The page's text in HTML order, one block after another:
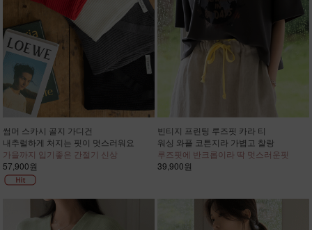
썸머 스카시 골지 가디건
내추럴하게 처지는 핏이 멋스러워요
가을까지 입기좋은 간절기 신상
57,900원
빈티지 프린팅 루즈핏 카라 티
워싱 와플 코튼지라 가볍고 찰랑
루즈핏에 반크롭이라 딱 멋스러운핏
39,900원